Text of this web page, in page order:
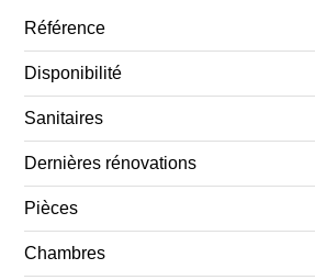
Référence
Disponibilité
Sanitaires
Dernières rénovations
Pièces
Chambres